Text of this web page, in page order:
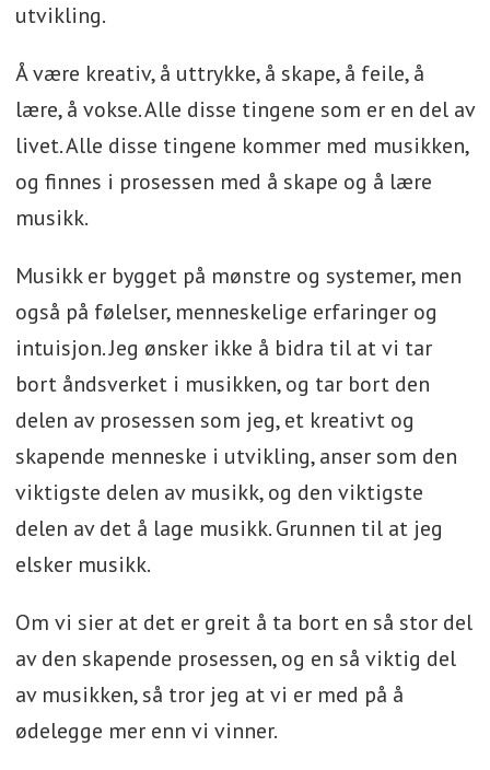
utvikling.
Å være kreativ, å uttrykke, å skape, å feile, å
lære, å vokse. Alle disse tingene som er en del av
livet. Alle disse tingene kommer med musikken,
og finnes i prosessen med å skape og å lære
musikk.
Musikk er bygget på mønstre og systemer, men
også på følelser, menneskelige erfaringer og
intuisjon. Jeg ønsker ikke å bidra til at vi tar
bort åndsverket i musikken, og tar bort den
delen av prosessen som jeg, et kreativt og
skapende menneske i utvikling, anser som den
viktigste delen av musikk, og den viktigste
delen av det å lage musikk. Grunnen til at jeg
elsker musikk.
Om vi sier at det er greit å ta bort en så stor del
av den skapende prosessen, og en så viktig del
av musikken, så tror jeg at vi er med på å
ødelegge mer enn vi vinner.